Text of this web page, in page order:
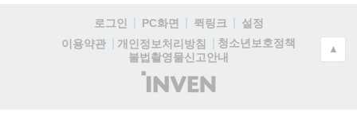
로그인 PC화면 퀵링크
설정
이용약관
개인정보처리방침
청소년보호정책
불법촬영물신고안내
(주)
인
▲